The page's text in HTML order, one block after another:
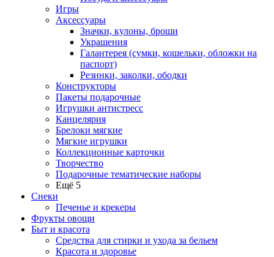
Игры
Аксессуары
Значки, кулоны, броши
Украшения
Галантерея (сумки, кошельки, обложки на
паспорт)
Резинки, заколки, ободки
Конструкторы
Пакеты подарочные
Игрушки антистресс
Канцелярия
Брелоки мягкие
Мягкие игрушки
Коллекционные карточки
Творчество
Подарочные тематические наборы
Ещё 5
Снеки
Печенье и крекеры
Фрукты овощи
Быт и красота
Средства для стирки и ухода за бельем
Красота и здоровье